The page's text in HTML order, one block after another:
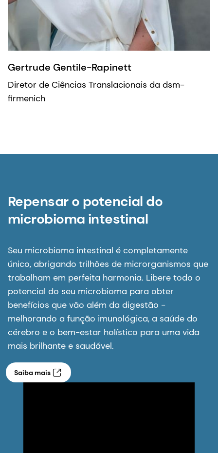
Gertrude Gentile-Rapinett
Diretor de Ciências Translacionais da dsm-
firmenich
Repensar o potencial do
microbioma intestinal
Seu microbioma intestinal é completamente
único, abrigando trilhões de microrganismos que
trabalham em perfeita harmonia. Libere todo o
potencial do seu microbioma para obter
benefícios que vão além da digestão -
melhorando a função imunológica, a saúde do
cérebro e o bem-estar holístico para uma vida
mais brilhante e saudável.
Saiba mais